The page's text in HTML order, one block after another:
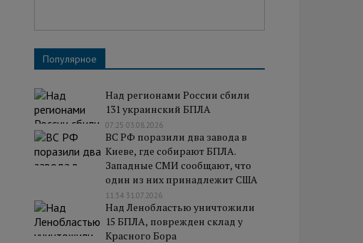
Популярное
Над регионами России сбили
131 украинский БПЛА
07:25 03.08.2026
ВС РФ поразили два завода в
Киеве, где собирают БПЛА.
Западные СМИ сообщают, что
один из них принадлежит США
11:34 31.07.2026
Над Ленобластью уничтожили
15 БПЛА, поврежден склад у
Красного Бора